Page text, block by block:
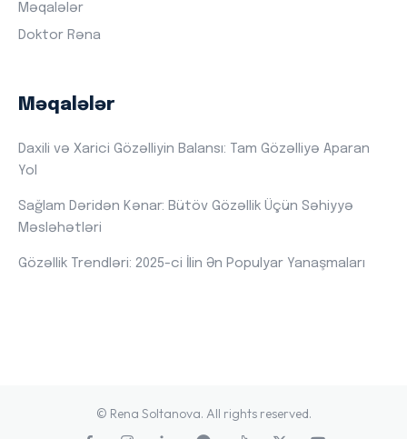
Məqalələr
Doktor Rəna
Məqalələr
Daxili və Xarici Gözəlliyin Balansı: Tam Gözəlliyə Aparan
Yol
Sağlam Dəridən Kənar: Bütöv Gözəllik Üçün Səhiyyə
Məsləhətləri
Gözəllik Trendləri: 2025-ci İlin Ən Populyar Yanaşmaları
© Rena Soltanova. All rights reserved.